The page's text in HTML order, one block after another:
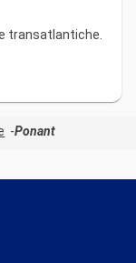
transatlantiche.
Ponant